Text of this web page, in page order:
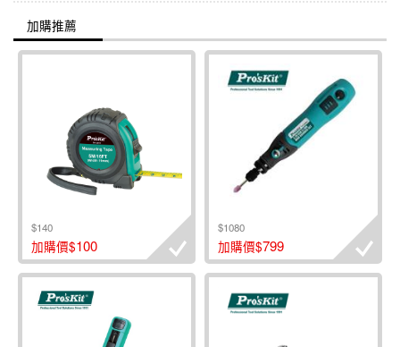
加購推薦
$140
加購價$100
$1080
加購價$799